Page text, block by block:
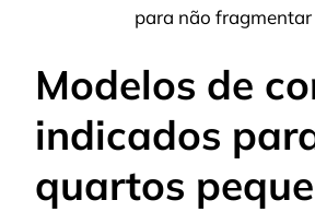
para não
Modelos de
indicados
quartos